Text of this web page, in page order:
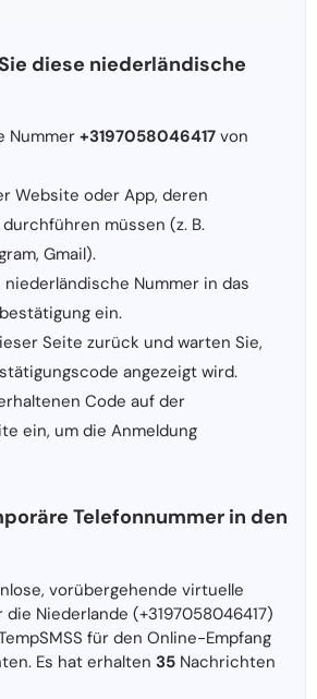
diese niederländische
Nummer +3197058046417 von
Website oder App, deren
müssen (z. B.
Gmail).
niederländische Nummer in das
ein.
Seite zurück und warten Sie,
angezeigt wird.
Code auf der
ein, um die Anmeldung
Telefonnummer in den
vorübergehende virtuelle
Niederlande (+3197058046417)
für den Online-Empfang
Es hat erhalten 35 Nachrichten